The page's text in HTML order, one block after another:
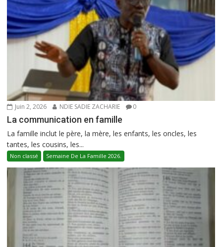
Juin 2, 2026 NDIE SADIE ZACHARIE 0
La communication en famille
La famille inclut le père, la mère, les enfants, les oncles, les
tantes, les cousins, les...
Non classé Semaine De La Famille 2026.